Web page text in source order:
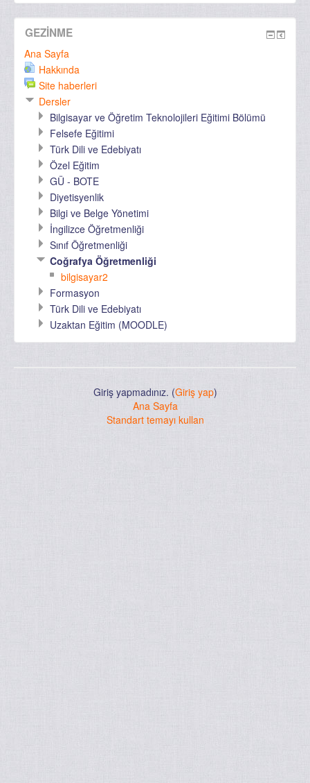
GEZINME
Ana Sayfa
Hakkında
Site haberleri
Dersler
Bilgisayar ve Öğretim Teknolojileri Eğitimi Bölümü
Felsefe Eğitimi
Türk Dili ve Edebiyatı
Özel Eğitim
GÜ - BOTE
Diyetisyenlik
Bilgi ve Belge Yönetimi
İngilizce Öğretmenliği
Sınıf Öğretmenliği
Coğrafya Öğretmenliği
bilgisayar2
Formasyon
Türk Dili ve Edebiyatı
Uzaktan Eğitim (MOODLE)
Giriş yapmadınız. (Giriş yap)
Ana Sayfa
Standart temayı kullan